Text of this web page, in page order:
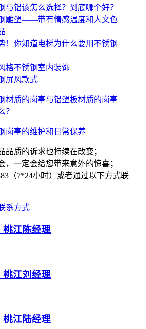
与铝该怎么选择？到底哪个好？
雕塑——带有情感温度和人文色
！你知道电梯为什么要用不锈钢
格不锈钢室内装饰
屏风款式
材质的岗亭与铝塑板材质的岗亭
？
岗亭的维护和日常保养
品质的诉求也持续在改变；
，一定会给您带来意外的惊喜；
（7*24小时）或者通过以下方式联
系方式
桃江陈经理
桃江刘经理
桃江陆经理